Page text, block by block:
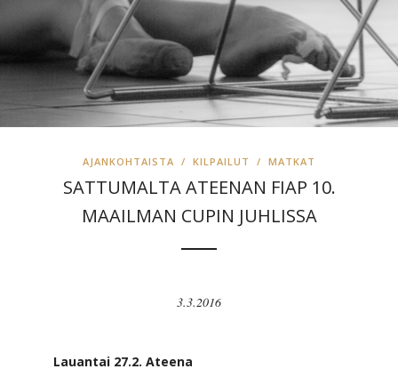
AJANKOHTAISTA / KILPAILUT / MATKAT
SATTUMALTA ATEENAN FIAP 10.
MAAILMAN CUPIN JUHLISSA
3.3.2016
Lauantai 27.2. Ateena